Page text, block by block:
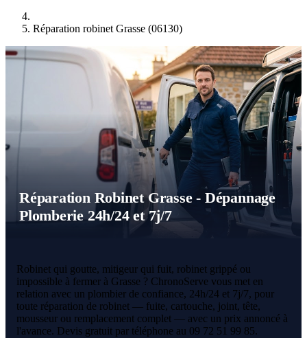
Réparation robinet Grasse (06130)
Réparation Robinet Grasse - Dépannage
Plomberie 24h/24 et 7j/7
Robinet qui goutte, mitigeur qui fuit, robinet grippé ou
impossible à fermer à Grasse ? ChronoServe vous met en
relation avec un plombier de confiance, 24h/24 et 7j/7, pour
toute réparation de robinet — fuite, cartouche, joint, tête,
mousseur ou remplacement complet — avec un prix annoncé à
l'avance. Devis gratuit par téléphone au 09 72 51 99 85.